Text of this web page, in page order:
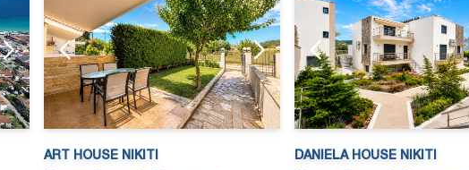
ART HOUSE NIKITI
DANIELA HOUSE NIKITI